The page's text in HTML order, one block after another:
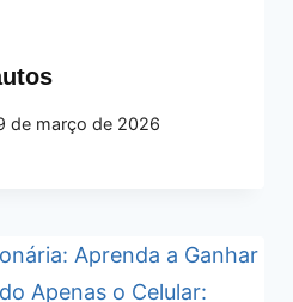
de março de 2026